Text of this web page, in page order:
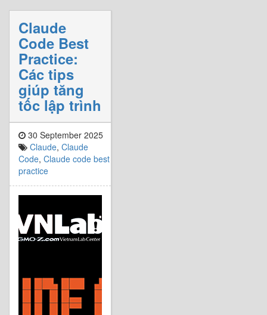
Claude
Code Best
Practice:
Các tips
giúp tăng
tốc lập trình
30 September 2025
Claude, Claude
Code, Claude code best
practice